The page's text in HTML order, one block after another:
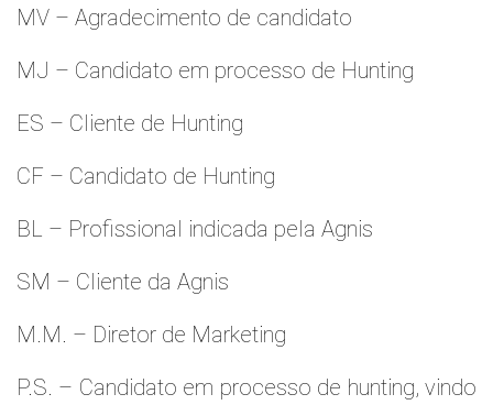
MV – Agradecimento de candidato
MJ – Candidato em processo de Hunting
ES – Cliente de Hunting
CF – Candidato de Hunting
BL – Profissional indicada pela Agnis
SM – Cliente da Agnis
M.M. – Diretor de Marketing
P.S. – Candidato em processo de hunting, vindo